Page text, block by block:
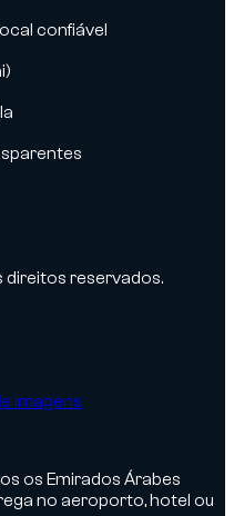
confiável
reservados.
imagens
os Emirados Árabes
no aeroporto, hotel ou